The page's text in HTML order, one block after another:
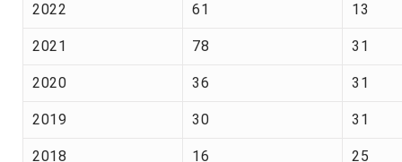
2022 61 13
2021 78 31
2020 36 31
2019 30 31
2018 16 25